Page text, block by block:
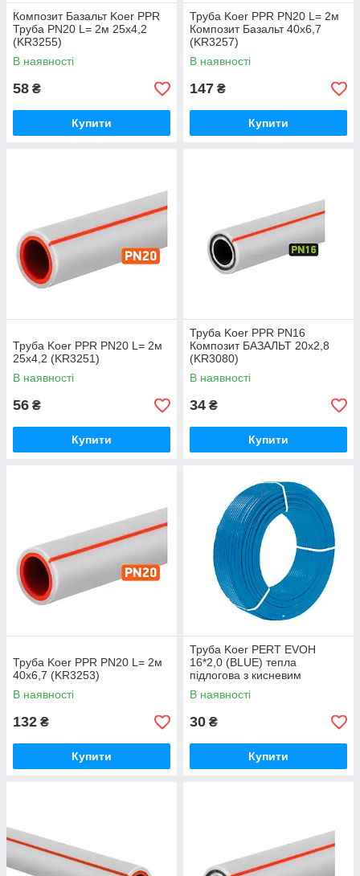
Композит Базальт Koer PPR
Труба PN20 L= 2м 25х4,2
(KR3255)
В наявності
58 ₴
Купити
Труба Koer PPR PN20 L= 2м
Композит Базальт 40х6,7
(KR3257)
В наявності
147 ₴
Купити
Труба Koer PPR PN20 L= 2м
25х4,2 (KR3251)
В наявності
56 ₴
Купити
Труба Koer PPR PN16
Композит БАЗАЛЬТ 20х2,8
(KR3080)
В наявності
34 ₴
Купити
Труба Koer PPR PN20 L= 2м
40х6,7 (KR3253)
В наявності
132 ₴
Купити
Труба Koer PERT EVOH
16*2,0 (BLUE) тепла
підлогова з кисневим
бар'єром (KR5045)
В наявності
30 ₴
Купити